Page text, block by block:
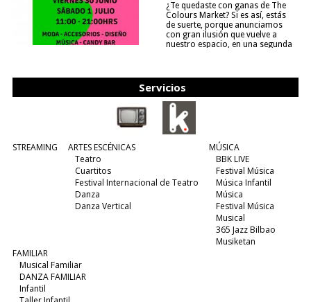
¿Te quedaste con ganas de The
Colours Market? Si es así, estás
de suerte, porque anunciamos
con gran ilusión que vuelve a
nuestro espacio, en una segunda
Servicios
STREAMING
ARTES ESCÉNICAS
Teatro
Cuartitos
Festival Internacional de Teatro
Danza
Danza Vertical
MÚSICA
BBK LIVE
Festival Música
Música Infantil
Música
Festival Música
Musical
365 Jazz Bilbao
Musiketan
FAMILIAR
Musical Familiar
DANZA FAMILIAR
Infantil